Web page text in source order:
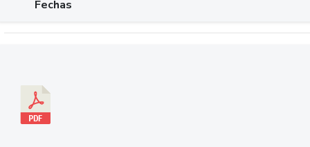
Fechas